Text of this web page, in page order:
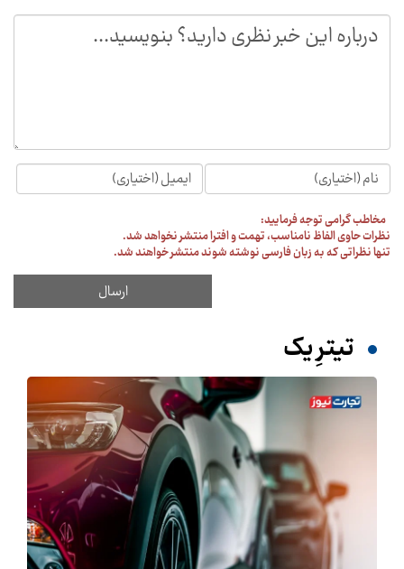
مخاطب گرامی توجه فرمایید:
نظرات حاوی الفاظ نامناسب، تهمت و افترا منتشر نخواهد شد.
تنها نظراتی که به زبان فارسی نوشته شوند منتشر خواهند شد.
تیترِ یک